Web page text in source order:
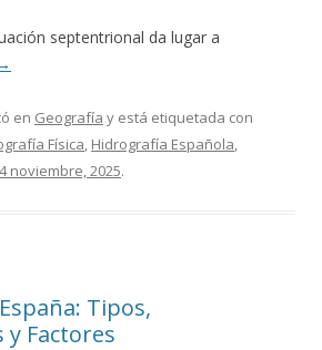
septentrional da lugar a
en Geografía y está etiquetada con
Física, Hidrografía Española,
4 noviembre, 2025.
Tipos,
y Factores